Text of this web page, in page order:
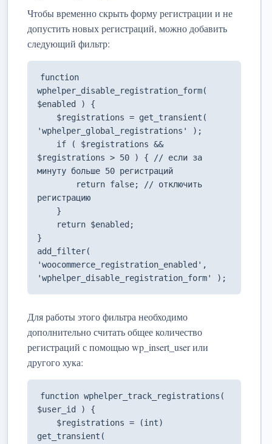
Чтобы временно скрыть форму регистрации и не
допустить новых регистраций, можно добавить
следующий фильтр:
function
wphelper_disable_registration_form(
$enabled ) {
'wphelper_global_registrations' );
$registrations > 50 ) { // если за
минуту больше 50 регистраций
регистрацию
}
add_filter(
'woocommerce_registration_enabled',
'wphelper_disable_registration_form' );
Для работы этого фильтра необходимо
дополнительно считать общее количество
регистраций с помощью wp_insert_user или
другого хука:
function wphelper_track_registrations(
$user_id ) {
get_transient(